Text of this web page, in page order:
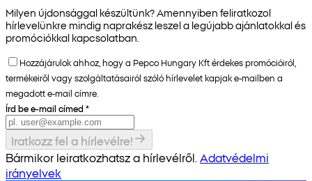
Milyen újdonsággal készültünk? Amennyiben feliratkozol
hírlevelünkre mindig naprakész leszel a legújabb ajánlatokkal és
promóciókkal kapcsolatban.
Hozzájárulok ahhoz, hogy a Pepco Hungary Kft érdekes promócióiról,
termékeiről vagy szolgáltatásairól szóló hírlevelet kapjak e-mailben a
megadott e-mail címre.
Írd be e-mail címed *
Iratkozz fel a hírlevélre!
Bármikor leiratkozhatsz a hírlevélről. Adatvédelmi
irányelvek